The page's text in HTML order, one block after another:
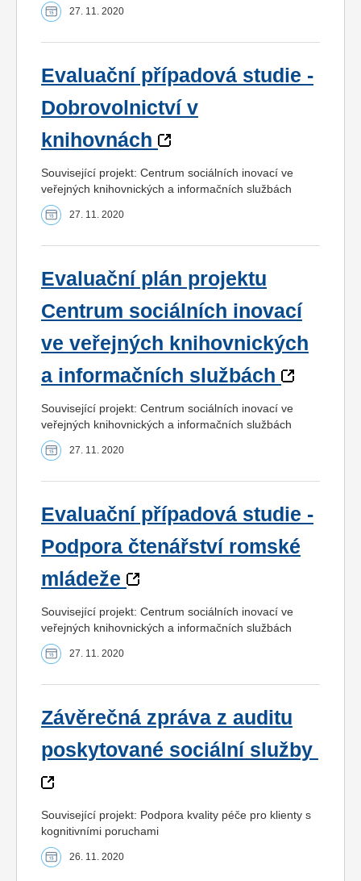
27. 11. 2020
Evaluační případová studie -
Dobrovolnictví v
knihovnách
Související projekt: Centrum sociálních inovací ve
veřejných knihovnických a informačních službách
27. 11. 2020
Evaluační plán projektu
Centrum sociálních inovací
ve veřejných knihovnických
a informačních službách
Související projekt: Centrum sociálních inovací ve
veřejných knihovnických a informačních službách
27. 11. 2020
Evaluační případová studie -
Podpora čtenářství romské
mládeže
Související projekt: Centrum sociálních inovací ve
veřejných knihovnických a informačních službách
27. 11. 2020
Závěrečná zpráva z auditu
poskytované sociální služby
Související projekt: Podpora kvality péče pro klienty s
kognitivními poruchami
26. 11. 2020